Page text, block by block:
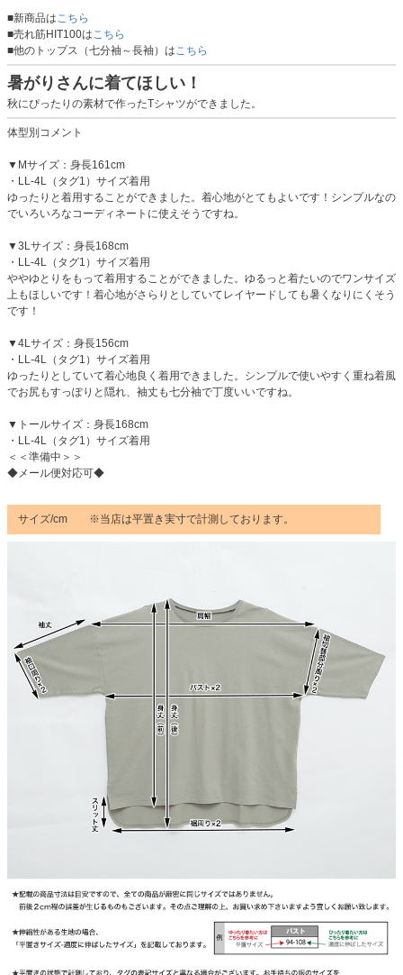
■新商品は こちら
■売れ筋HIT100は こちら
■他のトップス（七分袖～長袖）は こちら
暑がりさんに着てほしい！
秋にぴったりの素材で作ったTシャツができました。
体型別コメント
▼Mサイズ：身長161cm
・LL-4L（タグ1）サイズ着用
ゆったりと着用することができました。着心地がとてもよいです！シンプルなの
でいろいろなコーディネートに使えそうですね。
▼3Lサイズ：身長168cm
・LL-4L（タグ1）サイズ着用
ややゆとりをもって着用することができました。ゆるっと着たいのでワンサイズ
上もほしいです！着心地がさらりとしていてレイヤードしても暑くなりにくそう
です！
▼4Lサイズ：身長156cm
・LL-4L（タグ1）サイズ着用
ゆったりとしていて着心地良く着用できました。シンプルで使いやすく重ね着風
でお尻もすっぽりと隠れ、袖丈も七分袖で丁度いいですね。
▼トールサイズ：身長168cm
・LL-4L（タグ1）サイズ着用
＜＜準備中＞＞
◆メール便対応可◆
サイズ/cm ※当店は平置き実寸で計測しております。